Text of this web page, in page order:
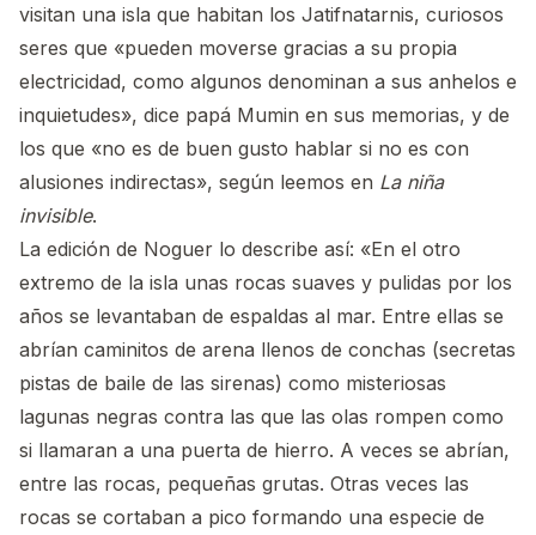
visitan una isla que habitan los Jatifnatarnis, curiosos
seres que «pueden moverse gracias a su propia
electricidad, como algunos denominan a sus anhelos e
inquietudes», dice papá Mumin en sus memorias, y de
los que «no es de buen gusto hablar si no es con
alusiones indirectas», según leemos en La niña
invisible.
La edición de Noguer lo describe así: «En el otro
extremo de la isla unas rocas suaves y pulidas por los
años se levantaban de espaldas al mar. Entre ellas se
abrían caminitos de arena llenos de conchas (secretas
pistas de baile de las sirenas) como misteriosas
lagunas negras contra las que las olas rompen como
si llamaran a una puerta de hierro. A veces se abrían,
entre las rocas, pequeñas grutas. Otras veces las
rocas se cortaban a pico formando una especie de